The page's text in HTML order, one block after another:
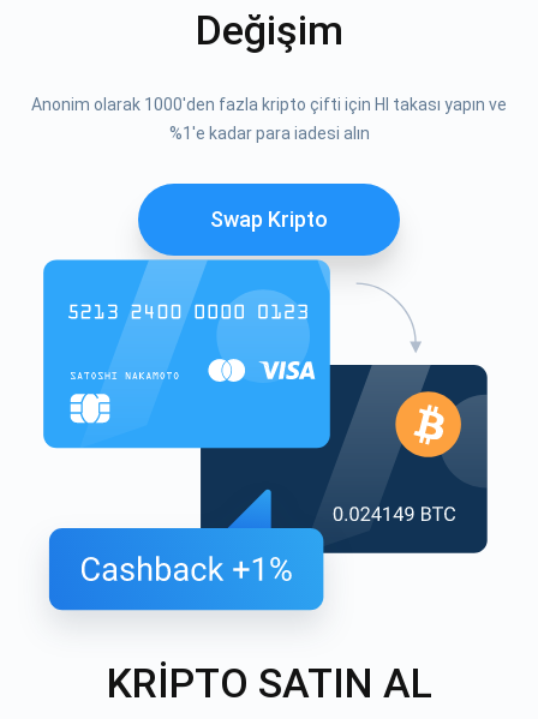
Değişim
Anonim olarak 1000'den fazla kripto çifti için HI takası yapın ve
%1'e kadar para iadesi alın
Swap Kripto
KRİPTO SATIN AL